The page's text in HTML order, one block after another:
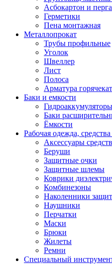
Асбокартон и
Герметики
Пена монтажная
Металлопрокат
Трубы профильные
Уголок
Швеллер
Лист
Полоса
Арматура
Баки и емкости
Гидроаккумуляторы
Баки
Ёмкости
Рабочая одежда,
Аксессуары
Беруши
Защитные очки
Защитные шлемы
Коврики
Комбинезоны
Наколенники
Наушники
Перчатки
Маски
Брюки
Жилеты
Ремни
Специальный